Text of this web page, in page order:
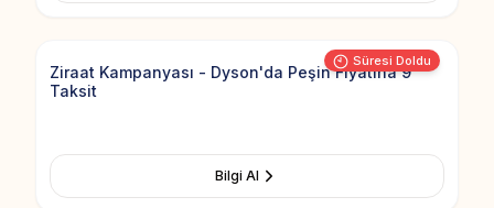
Süresi Doldu
Add to
Ziraat Kampanyası - Dyson'da Peşin Fiyatına 9
Taksit
Bilgi Al
Add to